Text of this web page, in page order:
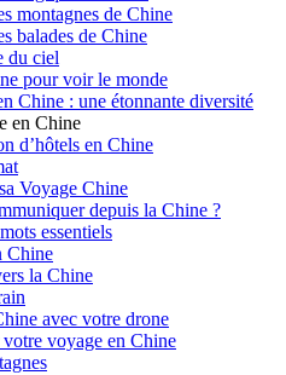
montagnes de Chine
balades de Chine
du ciel
pour voir le monde
Chine : une étonnante diversité
en Chine
d’hôtels en Chine
Voyage Chine
depuis la Chine ?
essentiels
Chine
la Chine
avec votre drone
voyage en Chine